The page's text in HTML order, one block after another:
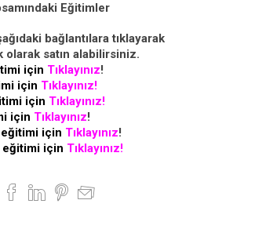
Eğitimler
bağlantılara tıklayarak
olarak satın alabilirsiniz.
için Tıklayınız!
için Tıklayınız!
için Tıklayınız!
için Tıklayınız!
için Tıklayınız!
eğitimi için Tıklayınız!